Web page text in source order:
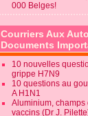
000 Belges!
Courriers Aux
Documents
10 nouvelles
grippe H7N9
10 questions au
A H1N1
Aluminium,
vaccins (Dr J.